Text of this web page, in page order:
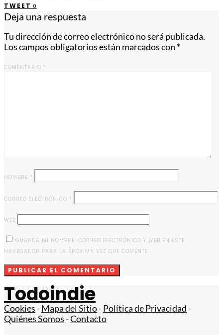
TWEET 0
Deja una respuesta
Tu dirección de correo electrónico no será publicada.
Los campos obligatorios están marcados con *
COMENTARIO *
NOMBRE *
CORREO ELECTRÓNICO *
WEB
GUARDA MI NOMBRE, CORREO ELECTRÓNICO Y WEB EN ESTE
NAVEGADOR PARA LA PRÓXIMA VEZ QUE COMENTE.
Todoindie
Cookies -Mapa del Sitio-Política de Privacidad -
Quiénes Somos -Contacto